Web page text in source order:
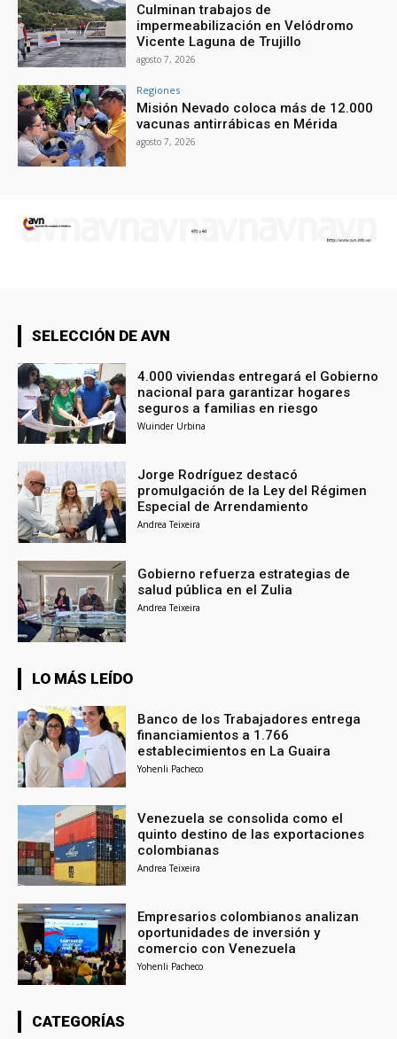
Culminan trabajos de
impermeabilización en Velódromo
Vicente Laguna de Trujillo
agosto 7, 2026
Regiones
Misión Nevado coloca más de 12.000
vacunas antirrábicas en Mérida
agosto 7, 2026
SELECCIÓN DE AVN
4.000 viviendas entregará el Gobierno
nacional para garantizar hogares
seguros a familias en riesgo
Wuinder Urbina
Jorge Rodríguez destacó
promulgación de la Ley del Régimen
Especial de Arrendamiento
Andrea Teixeira
Gobierno refuerza estrategias de
salud pública en el Zulia
Andrea Teixeira
LO MÁS LEÍDO
Banco de los Trabajadores entrega
financiamientos a 1.766
establecimientos en La Guaira
Yohenli Pacheco
Venezuela se consolida como el
quinto destino de las exportaciones
colombianas
Andrea Teixeira
Empresarios colombianos analizan
oportunidades de inversión y
comercio con Venezuela
Yohenli Pacheco
CATEGORÍAS